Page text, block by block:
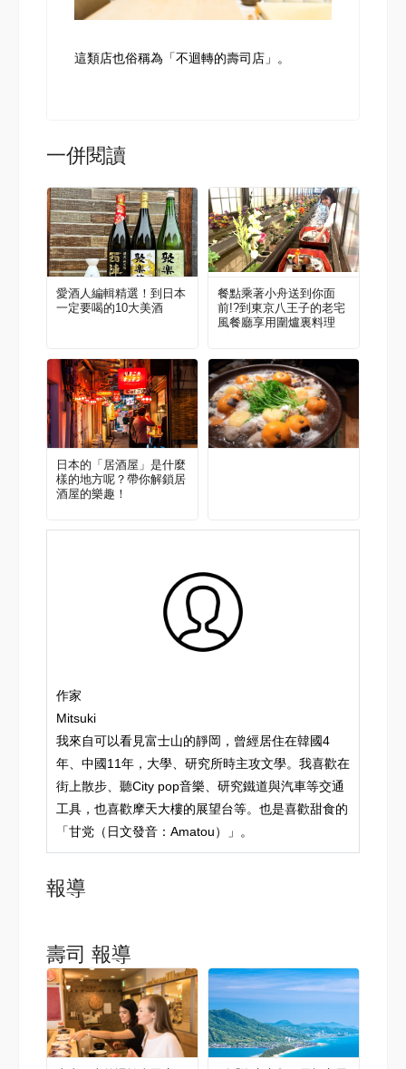
這類店也俗稱為「不迴轉的壽司店」。
一併閱讀
愛酒人編輯精選！到日本
一定要喝的10大美酒
餐點乘著小舟送到你面
前!?到東京八王子的老宅
風餐廳享用圍爐裏料理
日本的「居酒屋」是什麼
樣的地方呢？帶你解鎖居
酒屋的樂趣！
作家
Mitsuki
我來自可以看見富士山的靜岡，曾經居住在韓國4
年、中國11年，大學、研究所時主攻文學。我喜歡在
街上散步、聽City pop音樂、研究鐵道與汽車等交通
工具，也喜歡摩天大樓的展望台等。也是喜歡甜食的
「甘党（日文發音：Amatou）」。
報導
壽司 報導